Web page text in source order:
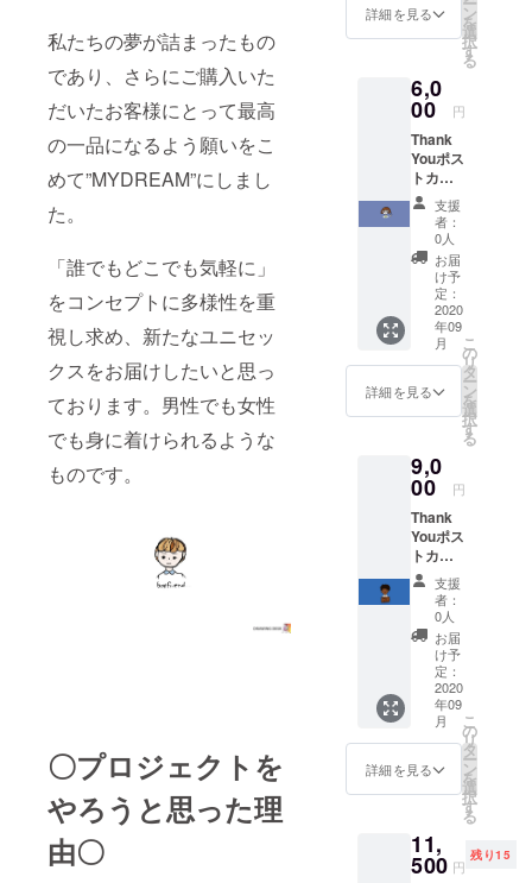
私たちの夢が詰まったもの
であり、さらにご購入いた
だいたお客様にとって最高
の一品になるよう願いをこ
めて”MYDREAM”にしまし
た。
「誰でもどこでも気軽に」
をコンセプトに多様性を重
視し求め、新たなユニセッ
クスをお届けしたいと思っ
ております。男性でも女性
でも身に着けられるような
ものです。
〇プロジェクトを
やろうと思った理
由〇
詳細を見る ン
を
選
択
す
る
6,0
00 円
Thank
Youポス
トカー
ド、オ
リジナ
ルアイ
フォン
ケース
支援
者：
0人
お届
け予
定：
2020
年09
月
詳細を見る
こ
の
リ
タ
ー
ン
を
選
択
す
る
9,0
00 円
Thank
Youポス
トカー
ド、オ
リジナ
ルT-
シャツ
支援
者：
0人
お届
け予
定：
2020
年09
月
詳細を見る
こ
の
リ
タ
ー
ン
を
選
択
す
る
11,
500 円
残り15